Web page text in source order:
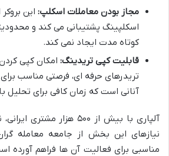
مجاز بودن معاملات اسکلپ: این
اسکلپینگ پشتیبانی می کند و
کوتاه مدت ایجاد نمی کند.
قابلیت کپی تریدینگ: امکان کپی
تریدرهای حرفه ای، فرصتی مناسب برای
آنانی است که زمان کافی برای تحلیل
آلپاری با بیش از ۵۰۰ هزار
نیازهای این بخش از جامعه معامله
مناسبی برای فعالیت آن ها فراهم آورده